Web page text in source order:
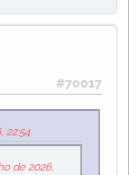
#70017
22:54
de 2026,